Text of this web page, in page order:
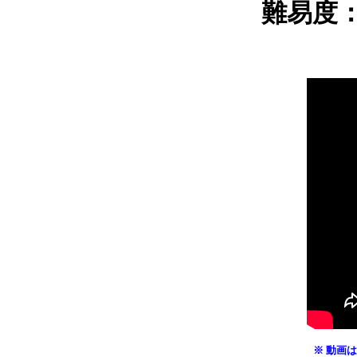
難易度
※ 動画